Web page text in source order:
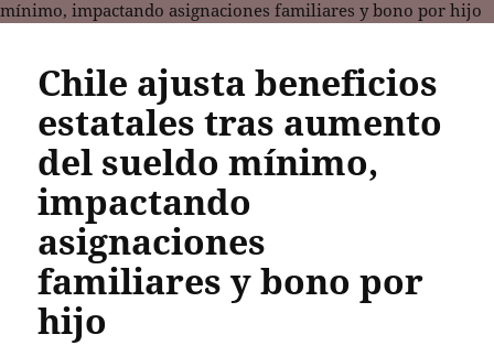
Chile ajusta beneficios
estatales tras aumento
del sueldo mínimo,
impactando
asignaciones
familiares y bono por
hijo